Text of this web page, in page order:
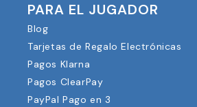
PARA EL JUGADOR
Blog
Tarjetas de Regalo Electrónicas
Pagos Klarna
Pagos ClearPay
PayPal Pago en 3